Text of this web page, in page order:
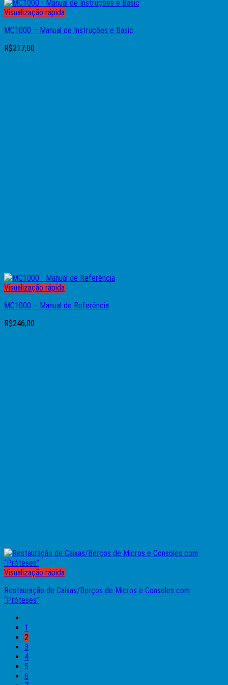
Visualização rápida
MC1000 – Manual de Instruções e Basic
R$217,00
Visualização rápida
MC1000 – Manual de Referência
R$246,00
Visualização rápida
Restauração de Caixas/Berços de Micros e Consoles com
“Próteses”
1
2
3
4
5
6